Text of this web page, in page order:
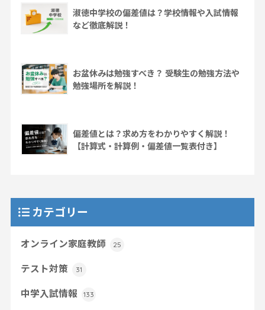
淑徳中学校の偏差値は？学校情報や入試情報
など徹底解説！
お盆休みは勉強すべき？ 受験生の勉強方法や
勉強場所を解説！
偏差値とは？求め方をわかりやすく解説！
【計算式・計算例・偏差値一覧表付き】
カテゴリー
オンライン家庭教師 25
テスト対策 31
中学入試情報 133